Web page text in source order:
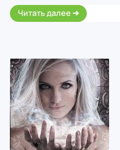
Читать далее